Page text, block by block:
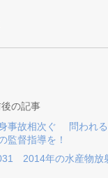
の記事
事故相次ぐ 問われ
監督指導を！
2014年の水産物放